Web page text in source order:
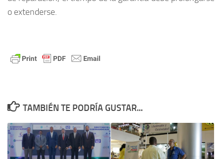
o extenderse.
TAMBIÉN TE PODRÍA GUSTAR...